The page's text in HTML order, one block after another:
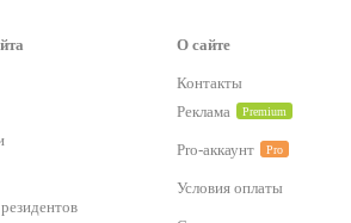
на выезде на мероприятие!
за 15 минут!
Букинг компания №1
О сайте
Контакты
Реклама
Premium
Pro-аккаунт Pro
Условия оплаты